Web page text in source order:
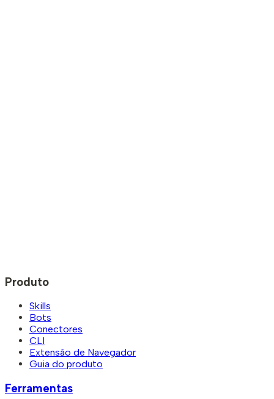
Produto
Skills
Bots
Conectores
CLI
Extensão de Navegador
Guia do produto
Ferramentas